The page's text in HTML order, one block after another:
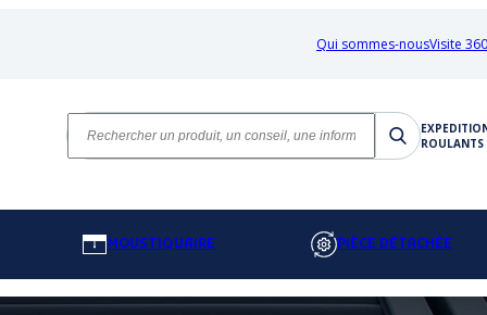
Qui sommes-nousVisite
ROULANTS
MOUSTIQUAIRE PIÈCE DÉTACHÉE